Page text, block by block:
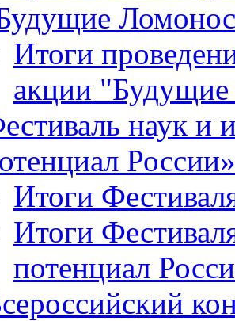
Итоги
акции
наук и
России»
Итоги
Итоги
потенциал